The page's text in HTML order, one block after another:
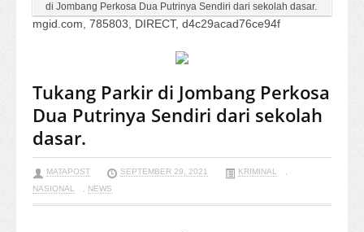
di Jombang Perkosa Dua Putrinya Sendiri dari sekolah dasar.
mgid.com, 785803, DIRECT, d4c29acad76ce94f
Tukang Parkir di Jombang Perkosa
Dua Putrinya Sendiri dari sekolah
dasar.
MATAPOST SEPTEMBER 29, 2021 KRIMINAL
,
NASIONAL
, NEWS